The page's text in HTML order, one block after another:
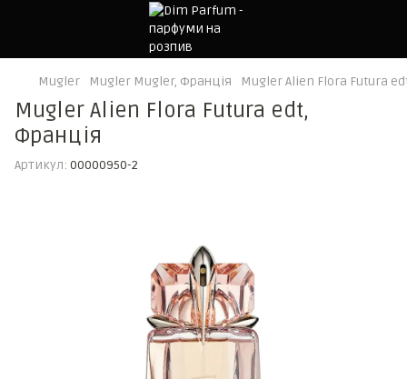
Mugler Mugler Mugler, Франція Mugler Alien Flora Futura
Mugler Alien Flora Futura edt,
Франція
Артикул: 00000950-2